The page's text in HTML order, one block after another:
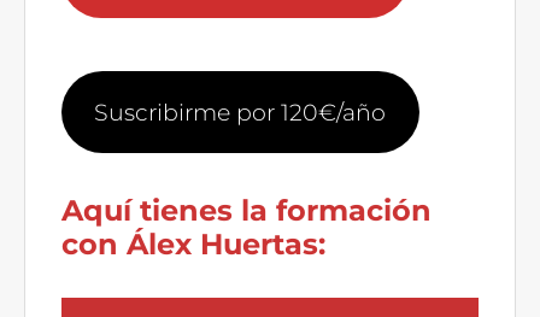
Suscribirme por 120€/año
Aquí tienes la formación
con Álex Huertas: